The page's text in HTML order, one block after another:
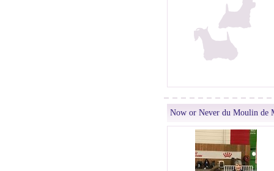
Now or Never du Moulin de